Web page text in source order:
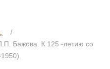
Бажова. К 125 -летию со